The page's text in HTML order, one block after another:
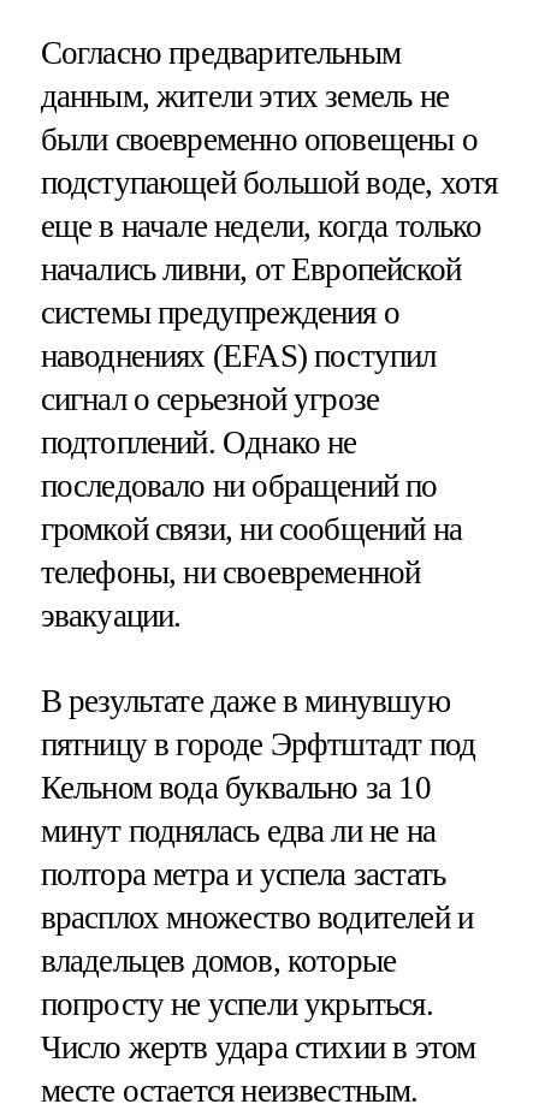
Согласно предварительным
данным, жители этих земель не
были своевременно оповещены о
подступающей большой воде, хотя
еще в начале недели, когда только
начались ливни, от Европейской
системы предупреждения о
наводнениях (EFAS) поступил
сигнал о серьезной угрозе
подтоплений. Однако не
последовало ни обращений по
громкой связи, ни сообщений на
телефоны, ни своевременной
эвакуации.
В результате даже в минувшую
пятницу в городе Эрфтштадт под
Кельном вода буквально за 10
минут поднялась едва ли не на
полтора метра и успела застать
врасплох множество водителей и
владельцев домов, которые
попросту не успели укрыться.
Число жертв удара стихии в этом
месте остается неизвестным.